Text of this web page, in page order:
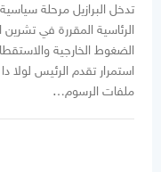
تدخل البرازيل مرحلة
الرئاسية المقررة في
الضغوط الخارجية
استمرار تقدم الرئيس لولا
ملفات الرسوم…